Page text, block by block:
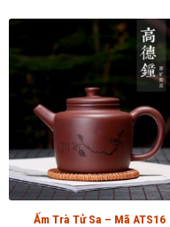
Ấm Trà Tử Sa – Mã ATS16